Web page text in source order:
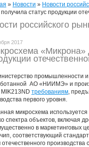
» Новости » Новости
статус продукции
российского
2017
«Микрона»
промышленности
АО «НИИМЭ» и
требованиям,
первого уровня.
микросхема
спектра объектов, включая
в маркетинговых
соответствующий